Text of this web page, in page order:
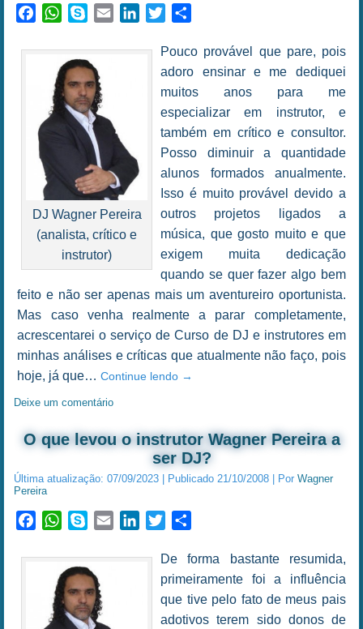
FacebookWhatsApp
Skype Email LinkedInTwitter
DJ Wagner Pereira
(analista, crítico e
instrutor)
Pouco provável que pare, pois
adoro ensinar e me dediquei
muitos anos para me
especializar em instrutor, e
também em crítico e consultor.
Posso diminuir a quantidade
alunos formados anualmente.
Isso é muito provável devido a
outros projetos ligados a
música, que gosto muito e que
exigem muita dedicação
quando se quer fazer algo bem
feito e não ser apenas mais um aventureiro oportunista.
Mas caso venha realmente a parar completamente,
acrescentarei o serviço de Curso de DJ e instrutores em
minhas análises e críticas que atualmente não faço, pois
hoje, já que…Continue lendo →
Deixe um comentário
O que levou o instrutor Wagner Pereira a
ser DJ?
Última atualização: 07/09/2023 Publicado 21/10/2008 Por Wagner
Pereira
FacebookWhatsApp
Skype Email LinkedInTwitter
De forma bastante resumida,
primeiramente foi a influência
que tive pelo fato de meus pais
adotivos terem sido donos de